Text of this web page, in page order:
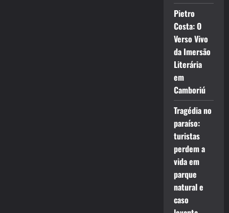
Pietro
Costa: O
Verso Vivo
da Imersão
Literária
em
Camboriú
Tragédia no
paraíso:
turistas
perdem a
vida em
parque
natural e
caso